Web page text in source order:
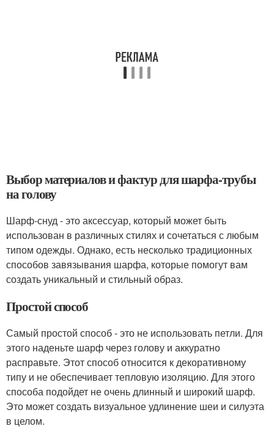
Выбор материалов и фактур для шарфа-трубы
на голову
Шарф-снуд - это аксессуар, который может быть
использован в различных стилях и сочетаться с любым
типом одежды. Однако, есть несколько традиционных
способов завязывания шарфа, которые помогут вам
создать уникальный и стильный образ.
Простой способ
Самый простой способ - это не использовать петли. Для
этого наденьте шарф через голову и аккуратно
расправьте. Этот способ относится к декоративному
типу и не обеспечивает тепловую изоляцию. Для этого
способа подойдет не очень длинный и широкий шарф.
Это может создать визуальное удлинение шеи и силуэта
в целом.